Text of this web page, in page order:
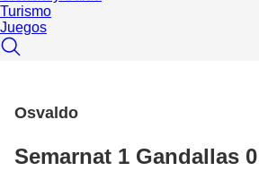
Turismo
Juegos
Osvaldo
Semarnat 1 Gandallas 0